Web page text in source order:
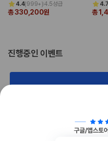
Q. 제주렌트카 가격비교는 카모아
A. 대여일, 반납일, 인수 지역을 선
Q. 제주 렌트카 가격비교 시 보험
제주렌트카 가격비교
국내 렌트카 가격비교
해외 렌트카 가격비교
4.4(999+)4.5성급
총 330,200원
4.7
총
진행중인 이벤트